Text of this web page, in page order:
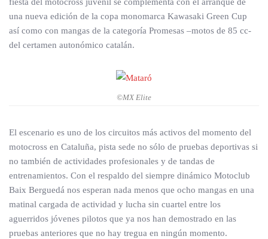
una nueva edición de la copa monomarca Kawasaki Green Cup
así como con mangas de la categoría Promesas –motos de 85 cc-
del certamen autonómico catalán.
©MX Elite
El escenario es uno de los circuitos más activos del momento del
motocross en Cataluña, pista sede no sólo de pruebas deportivas si
no también de actividades profesionales y de tandas de
entrenamientos. Con el respaldo del siempre dinámico Motoclub
Baix Berguedá nos esperan nada menos que ocho mangas en una
matinal cargada de actividad y lucha sin cuartel entre los
aguerridos jóvenes pilotos que ya nos han demostrado en las
pruebas anteriores que no hay tregua en ningún momento.